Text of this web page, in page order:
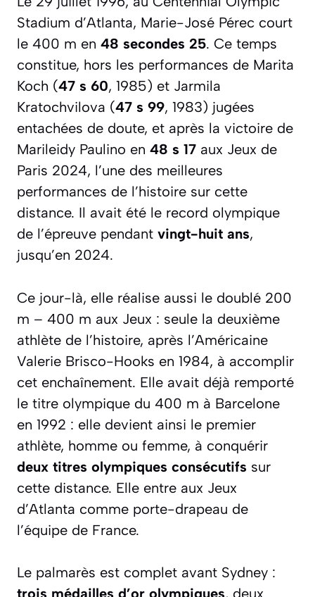
Stadium d’Atlanta, Marie-José Pérec court
le 400 m en 48 secondes 25. Ce temps
constitue, hors les performances de Marita
Koch (47 s 60, 1985) et Jarmila
Kratochvilova (47 s 99, 1983) jugées
entachées de doute, et après la victoire de
Marileidy Paulino en 48 s 17 aux Jeux de
Paris 2024, l’une des meilleures
performances de l’histoire sur cette
distance. Il avait été le record olympique
de l’épreuve pendant vingt-huit ans,
jusqu’en 2024.
Ce jour-là, elle réalise aussi le doublé 200
m – 400 m aux Jeux : seule la deuxième
athlète de l’histoire, après l’Américaine
Valerie Brisco-Hooks en 1984, à accomplir
cet enchaînement. Elle avait déjà remporté
le titre olympique du 400 m à Barcelone
en 1992 : elle devient ainsi le premier
athlète, homme ou femme, à conquérir
deux titres olympiques consécutifs sur
cette distance. Elle entre aux Jeux
d’Atlanta comme porte-drapeau de
l’équipe de France.
Le palmarès est complet avant Sydney :
trois médailles d’or olympiques, deux